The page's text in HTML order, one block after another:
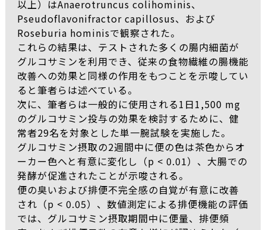
以上）はAnaerotruncus colihominis、
Pseudoflavonifractor capillosus、および
Roseburia hominisで観察された。
これらの結果は、テストされた多くの腸内細菌が
グルコサミンを利用でき、従来の食物繊維の腸機能
改善への効果と同様の作用をもつことを示唆してい
ると筆者らは述べている。
次に、筆者らは一般的に使用される1日1,500 mg
のグルコサミン投与の効果を検討するために、健
常者29名を対象とした単一腕試験を実施した。
グルコサミン摂取の2週間中に便の色は茶色からオ
ーカー色へと有意に変化し（p < 0.01）、大腸での
発酵が促進されたことが示唆される。
便の臭いおよび排便不完全感の自覚が有意に改善
され（p < 0.05）、数値測定による排便機能の評価
では、グルコサミン摂取期間中に便量、排便頻